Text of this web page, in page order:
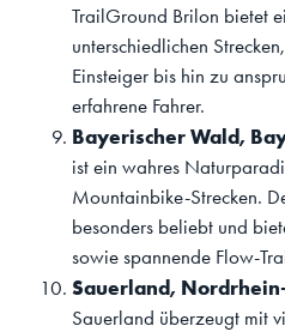
TrailGround Brilon bietet
unterschiedlichen
Einsteiger bis hin zu
erfahrene Fahrer.
Bayerischer Wald,
ist ein wahres
Mountainbike-Strecken.
besonders beliebt und
sowie spannende Flow-
Sauerland,
Sauerland überzeugt mit